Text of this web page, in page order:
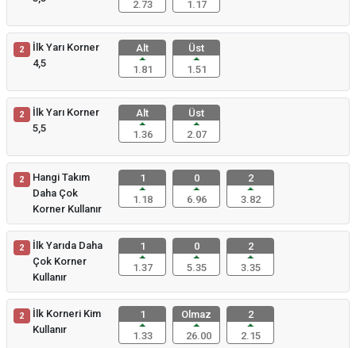
2.73
1.17
2
İlk Yarı Korner
4,5
Alt
1.81
Üst
1.51
2
İlk Yarı Korner
5,5
Alt
1.36
Üst
2.07
2
Hangi Takım
Daha Çok
Korner Kullanır
1
1.18
0
6.96
2
3.82
2
İlk Yarıda Daha
Çok Korner
Kullanır
1
1.37
0
5.35
2
3.35
2
İlk Korneri Kim
Kullanır
1
1.33
Olmaz
26.00
2
2.15